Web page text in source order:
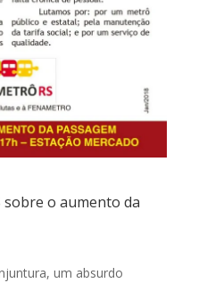
o aumento da
um absurdo